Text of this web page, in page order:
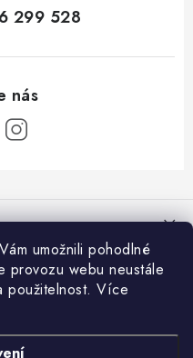
umožnili pohodlné
provozu webu neustále
použitelnost. Více
299 528
Průvodce světem ječmene,